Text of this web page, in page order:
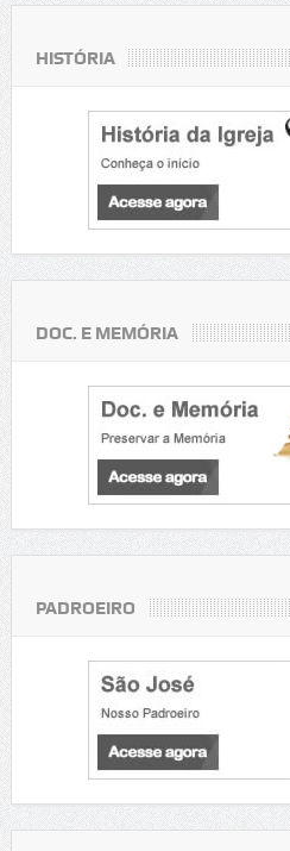
HISTÓRIA
DOC. E MEMÓRIA
PADROEIRO